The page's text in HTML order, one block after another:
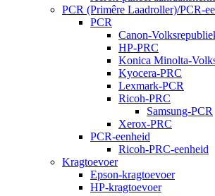
PCR (Primêre Laadroller)/PCR-
PCR
Canon-
HP-PRC
Konica Minolta-
Kyocera-PRC
Lexmark-PCR
Ricoh-PRC
Samsung-PCR
Xerox-PRC
PCR-eenheid
Ricoh-PRC-eenheid
Kragtoevoer
Epson-kragtoevoer
HP-kragtoevoer